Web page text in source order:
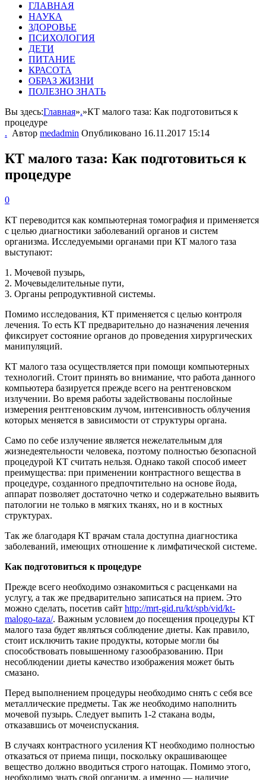
ГЛАВНАЯ
НАУКА
ЗДОРОВЬЕ
ПСИХОЛОГИЯ
ДЕТИ
ПИТАНИЕ
КРАСОТА
ОБРАЗ ЖИЗНИ
ПОЛЕЗНО ЗНАТЬ
Вы здесь:Главная».»КТ малого таза: Как подготовиться к
процедуре
. Автор medadmin Опубликовано 16.11.2017 15:14
КТ малого таза: Как подготовиться к
процедуре
0
КТ переводится как компьютерная томография и применяется
с целью диагностики заболеваний органов и систем
организма. Исследуемыми органами при КТ малого таза
выступают:
1. Мочевой пузырь,
2. Мочевыделительные пути,
3. Органы репродуктивной системы.
Помимо исследования, КТ применяется с целью контроля
лечения. То есть КТ предварительно до назначения лечения
фиксирует состояние органов до проведения хирургических
манипуляций.
КТ малого таза осуществляется при помощи компьютерных
технологий. Стоит принять во внимание, что работа данного
компьютера базируется прежде всего на рентгеновском
излучении. Во время работы задействованы послойные
измерения рентгеновским лучом, интенсивность облучения
которых меняется в зависимости от структуры органа.
Само по себе излучение является нежелательным для
жизнедеятельности человека, поэтому полностью безопасной
процедурой КТ считать нельзя. Однако такой способ имеет
преимущества: при применении контрастного вещества в
процедуре, созданного предпочтительно на основе йода,
аппарат позволяет достаточно четко и содержательно выявить
патологии не только в мягких тканях, но и в костных
структурах.
Так же благодаря КТ врачам стала доступна диагностика
заболеваний, имеющих отношение к лимфатической системе.
Как подготовиться к процедуре
Прежде всего необходимо ознакомиться с расценками на
услугу, а так же предварительно записаться на прием. Это
можно сделать, посетив сайт http://mrt-gid.ru/kt/spb/vid/kt-
malogo-taza/. Важным условием до посещения процедуры КТ
малого таза будет являться соблюдение диеты. Как правило,
стоит исключить такие продукты, которые могли бы
способствовать повышенному газообразованию. При
несоблюдении диеты качество изображения может быть
смазано.
Перед выполнением процедуры необходимо снять с себя все
металлические предметы. Так же необходимо наполнить
мочевой пузырь. Следует выпить 1-2 стакана воды,
отказавшись от мочеиспускания.
В случаях контрастного усиления КТ необходимо полностью
отказаться от приема пищи, поскольку окрашивающее
вещество должно вводиться строго натощак. Помимо этого,
необходимо знать свой организм, а именно — наличие